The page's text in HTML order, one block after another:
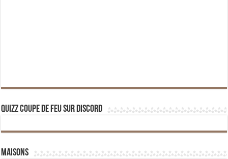
Quizz Coupe de Feu sur Discord
Maisons